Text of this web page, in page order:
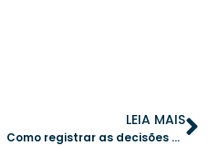
LEIA MAIS
Como registrar as decisões condominiais melhora a convivência entre moradores